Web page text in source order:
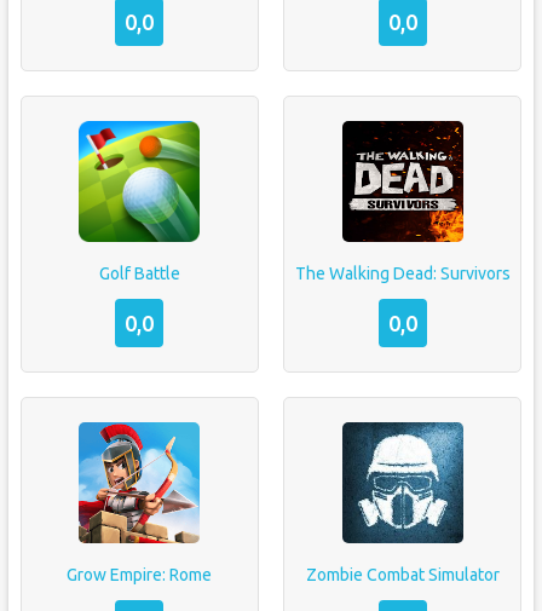
0,0 0,0
Golf Battle
0,0
The Walking Dead: Survivors
0,0
Grow Empire: Rome Zombie Combat Simulator